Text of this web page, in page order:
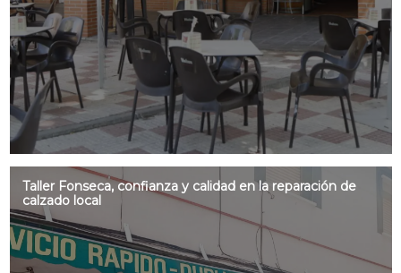
Taller Fonseca, confianza y calidad en la reparación de
calzado local